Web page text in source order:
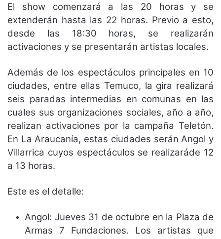
El show comenzará a las 20 horas y se
extenderán hasta las 22 horas. Previo a esto,
desde las 18:30 horas, se realizarán
activaciones y se presentarán artistas locales.
Además de los espectáculos principales en 10
ciudades, entre ellas Temuco, la gira realizará
seis paradas intermedias en comunas en las
cuales sus organizaciones sociales, año a año,
realizan activaciones por la campaña Teletón.
En La Araucanía, estas ciudades serán Angol y
Villarrica cuyos espectáculos se realizaráde 12
a 13 horas.
Este es el detalle:
Angol: Jueves 31 de octubre en la Plaza de
Armas 7 Fundaciones. Los artistas que